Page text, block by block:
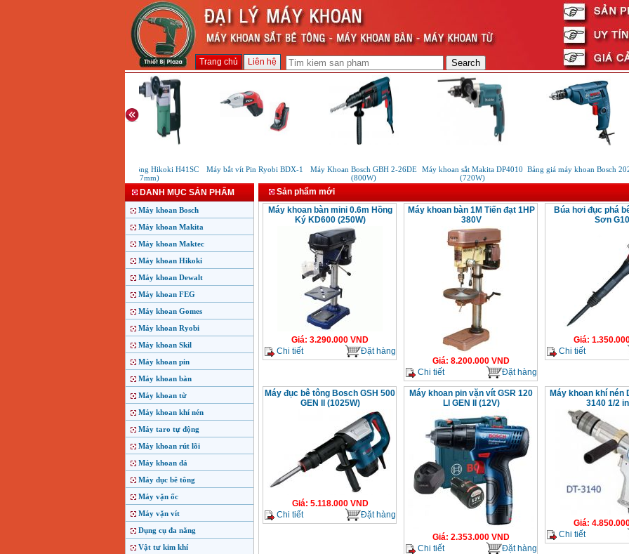
Trang chủ Liên hệ
Máy đục bê tông Hikoki H41SC
(17mm)
Máy bắt vít Pin Ryobi BDX-1
Máy Khoan Bosch GBH 2-26DE
(800W)
Máy khoan sắt Makita DP4010
(720W)
Bảng giá máy khoan Bosch
DANH MỤC SẢN PHẨM
Máy khoan Bosch
Máy khoan Makita
Máy khoan Maktec
Máy khoan Hikoki
Máy khoan Dewalt
Máy khoan FEG
Máy khoan Gomes
Máy khoan Ryobi
Máy khoan Skil
Máy khoan pin
Máy khoan bàn
Máy khoan từ
Máy khoan khí nén
Máy taro tự động
Máy khoan rút lõi
Máy khoan đá
Máy đục bê tông
Máy vặn ốc
Máy vặn vít
Dụng cụ đa năng
Vật tư kim khí
Sản phẩm mới
Máy khoan bàn mini 0.6m Hồng
Ký KD600 (250W)
Giá: 3.290.000 VND
Chi tiết
Đặt hàng
Máy khoan bàn 1M Tiến đạt 1HP
380V
Giá: 8.200.000 VND
Chi tiết
Đặt hàng
Búa hơi đục phá
Sơn G10
Giá:
Chi tiết
Máy đục bê tông Bosch GSH 500
GEN II (1025W)
Giá: 5.118.000VND
Chi tiết
Đặt hàng
Máy khoan pin vặn vít GSR 120
LI GEN II (12V)
Giá: 2.353.000 VND
Chi tiết
Đặt hàng
Máy khoan khí nén
3140 1/2
Giá:
Chi tiết